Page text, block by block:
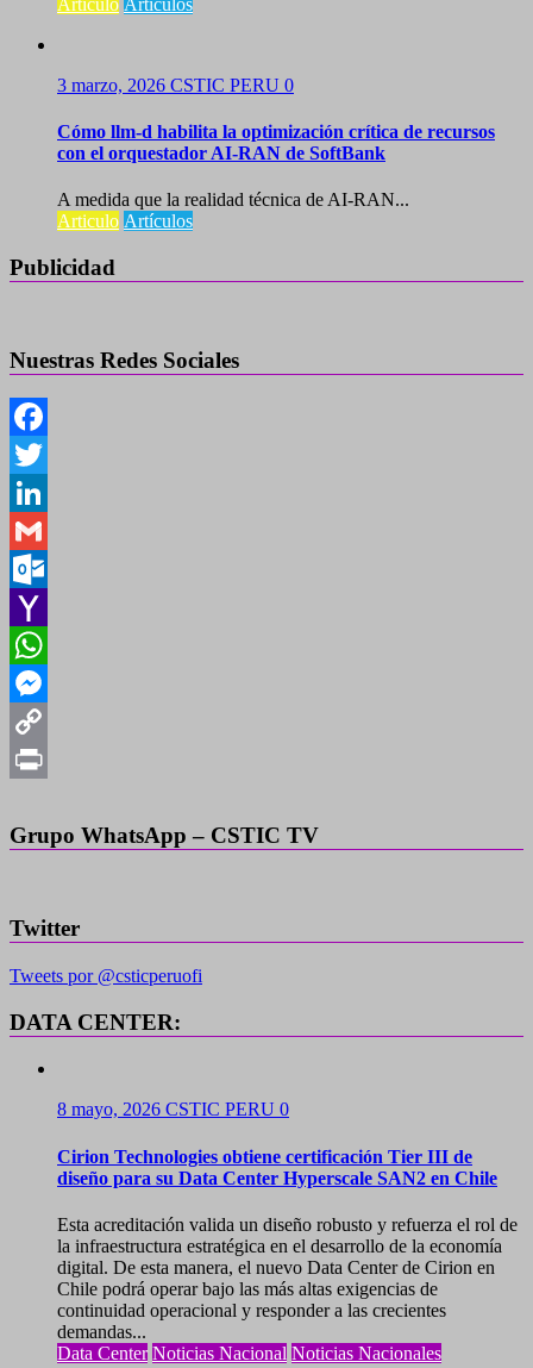
3 marzo, 2026 CSTIC PERU 0
Cómo llm-d habilita la optimización crítica de recursos
con el orquestador AI-RAN de SoftBank
A medida que la realidad técnica de AI-RAN...
Articulo Artículos
Publicidad
Nuestras Redes Sociales
Facebook
Twitter
LinkedIn
Gmail
Outlook.com
Yahoo
Mail
WhatsApp
Messenger
Copy
Grupo WhatsApp – CSTIC TV
Twitter
Tweets por @csticperuofi
DATA CENTER:
8 mayo, 2026 CSTIC PERU 0
Cirion Technologies obtiene certificación Tier III de
diseño para su Data Center Hyperscale SAN2 en Chile
Esta acreditación valida un diseño robusto y refuerza el rol de
la infraestructura estratégica en el desarrollo de la economía
digital. De esta manera, el nuevo Data Center de Cirion en
Chile podrá operar bajo las más altas exigencias de
continuidad operacional y responder a las crecientes
demandas...
Data Center Noticias Nacional Noticias Nacionales